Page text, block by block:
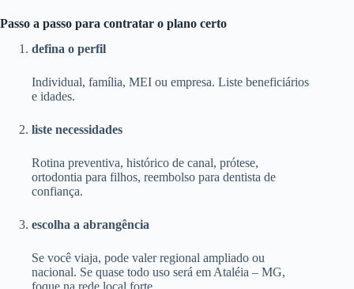
Passo a passo para contratar o plano certo
defina o perfil
Individual, família, MEI ou empresa. Liste beneficiários
e idades.
liste necessidades
Rotina preventiva, histórico de canal, prótese,
ortodontia para filhos, reembolso para dentista de
confiança.
escolha a abrangência
Se você viaja, pode valer regional ampliado ou
nacional. Se quase todo uso será em Ataléia – MG,